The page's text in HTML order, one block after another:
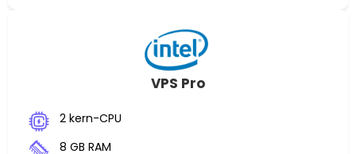
VPS Pro
2 kern-CPU
8 GB RAM